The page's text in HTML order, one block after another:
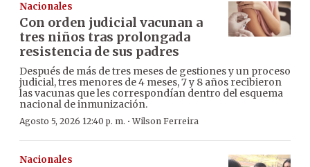
Nacionales
Con orden judicial vacunan a
tres niños tras prolongada
resistencia de sus padres
Después de más de tres meses de gestiones y un proceso
judicial, tres menores de 4 meses, 7 y 8 años recibieron
las vacunas que les correspondían dentro del esquema
nacional de inmunización.
Agosto 5, 2026 12:40 p. m. ·Wilson Ferreira
Nacionales